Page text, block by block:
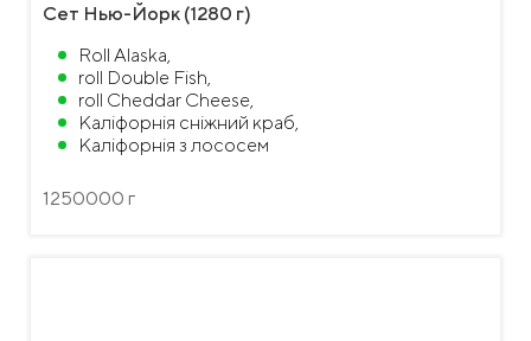
Сет Нью-Йорк (1280 г)
Roll Alaska,
roll Double Fish,
roll Cheddar Cheese,
Каліфорнія сніжний краб,
Каліфорнія з лососем
1250000 г